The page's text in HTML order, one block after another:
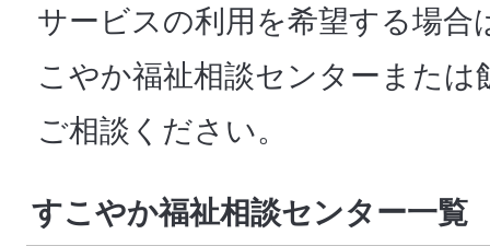
サービスの利用を希望する場合
こやか福祉相談センターまたは
ご相談ください。
すこやか福祉相談センター一覧